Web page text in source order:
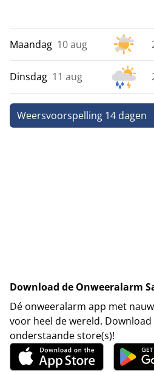
Maandag 10 aug
Dinsdag 11 aug
Weersvoorspelling 14 dagen
Download de Onweeralarm
Dé onweeralarm app met
voor heel de wereld.
onderstaande store(s)!